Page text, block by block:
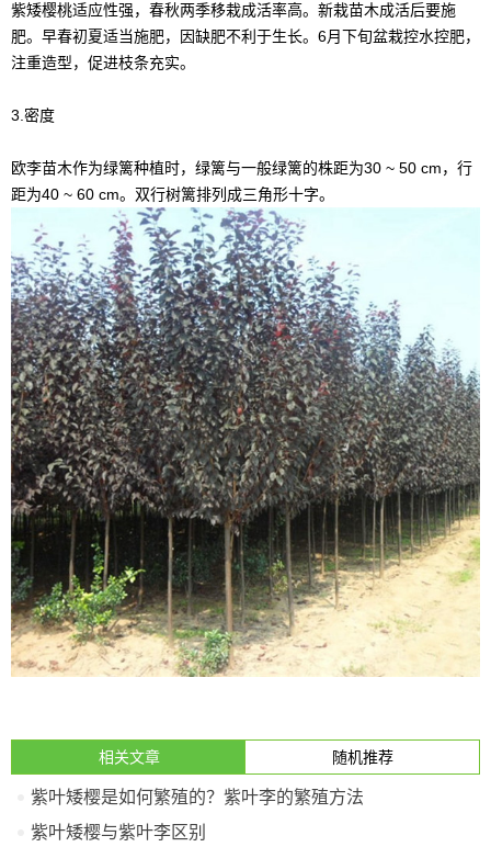
紫矮樱桃适应性强，春秋两季移栽成活率高。新栽苗木成活后要施
肥。早春初夏适当施肥，因缺肥不利于生长。6月下旬盆栽控水控肥，
注重造型，促进枝条充实。
3.密度
欧李苗木作为绿篱种植时，绿篱与一般绿篱的株距为30 ~ 50 cm，行
距为40 ~ 60 cm。双行树篱排列成三角形十字。
相关文章 随机推荐
紫叶矮樱是如何繁殖的？紫叶李的繁殖方法
紫叶矮樱与紫叶李区别